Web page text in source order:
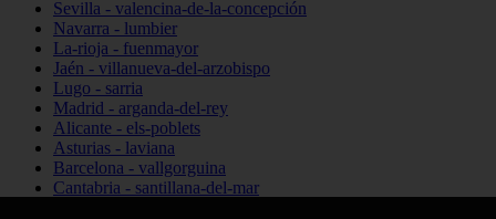
Sevilla - valencina-de-la-concepción
Navarra - lumbier
La-rioja - fuenmayor
Jaén - villanueva-del-arzobispo
Lugo - sarria
Madrid - arganda-del-rey
Alicante - els-poblets
Asturias - laviana
Barcelona - vallgorguina
Cantabria - santillana-del-mar